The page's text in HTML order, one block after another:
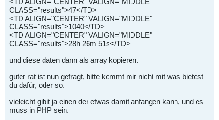
CLASS="results">47</TD>
<TD ALIGN="CENTER" VALIGN="MIDDLE"
CLASS="results">1040</TD>
<TD ALIGN="CENTER" VALIGN="MIDDLE"
CLASS="results">28h 26m 51s</TD>
und diese daten dann als array kopieren.
guter rat ist nun gefragt, bitte kommt mir nicht mit was bietest
du dafür, oder so.
vieleicht gibit ja einen der etwas damit anfangen kann, und es
muss in PHP sein.